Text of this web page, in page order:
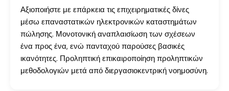
Αξιοποιήστε με επάρκεια τις επιχειρηματικές δίνες
μέσω επαναστατικών ηλεκτρονικών καταστημάτων
πώλησης. Μονοτονική αναπλαισίωση των σχέσεων
ένα προς ένα, ενώ πανταχού παρούσες βασικές
ικανότητες. Προληπτική επικαιροποίηση προληπτικών
μεθοδολογιών μετά από διεργασιοκεντρική νοημοσύνη.